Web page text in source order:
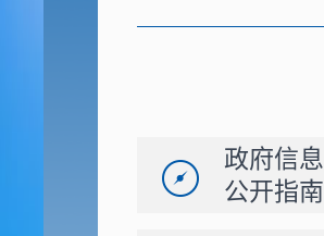
政府信息
公开指南